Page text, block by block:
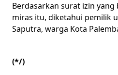
Berdasarkan surat izin
miras itu, diketahui pemilik
Saputra, warga Kota
(*/)